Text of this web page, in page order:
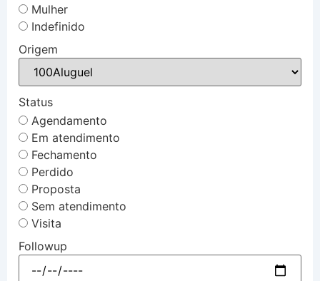
Mulher
Indefinido
Origem
Status
Agendamento
Em atendimento
Fechamento
Perdido
Proposta
Sem atendimento
Visita
Followup